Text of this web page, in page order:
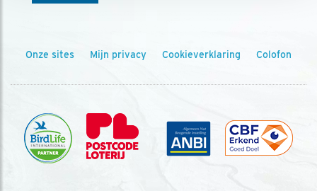
Onze sites Mijn privacy Cookieverklaring Colofon